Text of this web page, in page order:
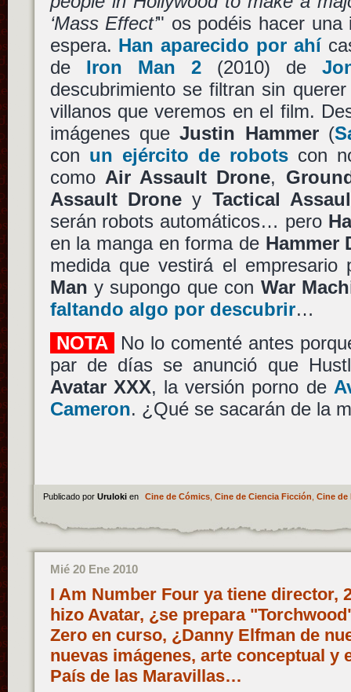
‘Mass Effect’" os podéis hacer una
espera. Han aparecido por ahí
de Iron Man 2(2010) de
descubrimiento se filtran sin
villanos que veremos en el film.
imágenes queJustin Hammer(
con un ejército de robotscon
como Air Assault Drone,
Assault Droney Tactical
serán robots automáticos… pero
en la manga en forma de Hammer
medida que vestirá el
Man y supongo que con War
faltando algo por descubrir…
NOTA
No lo comenté antes
par de días se anunció que
Avatar XXX, la versión porno de
Cameron. ¿Qué se sacarán de la
Publicado por Uruloki en Cine de Cómics, Cine de Ciencia Ficción Cine de
Mié 20 Ene 2010
I Am Number Four ya tiene director,
hizo Avatar, ¿se prepara
Zero en curso, ¿Danny Elfman de
nuevas imágenes, arte conceptual y
País de las Maravillas…